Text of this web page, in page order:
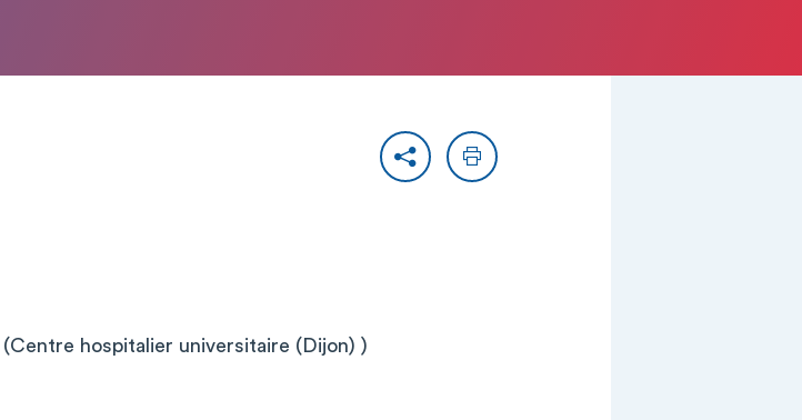
PartagerImprimer
hospitalier universitaire (Dijon) )